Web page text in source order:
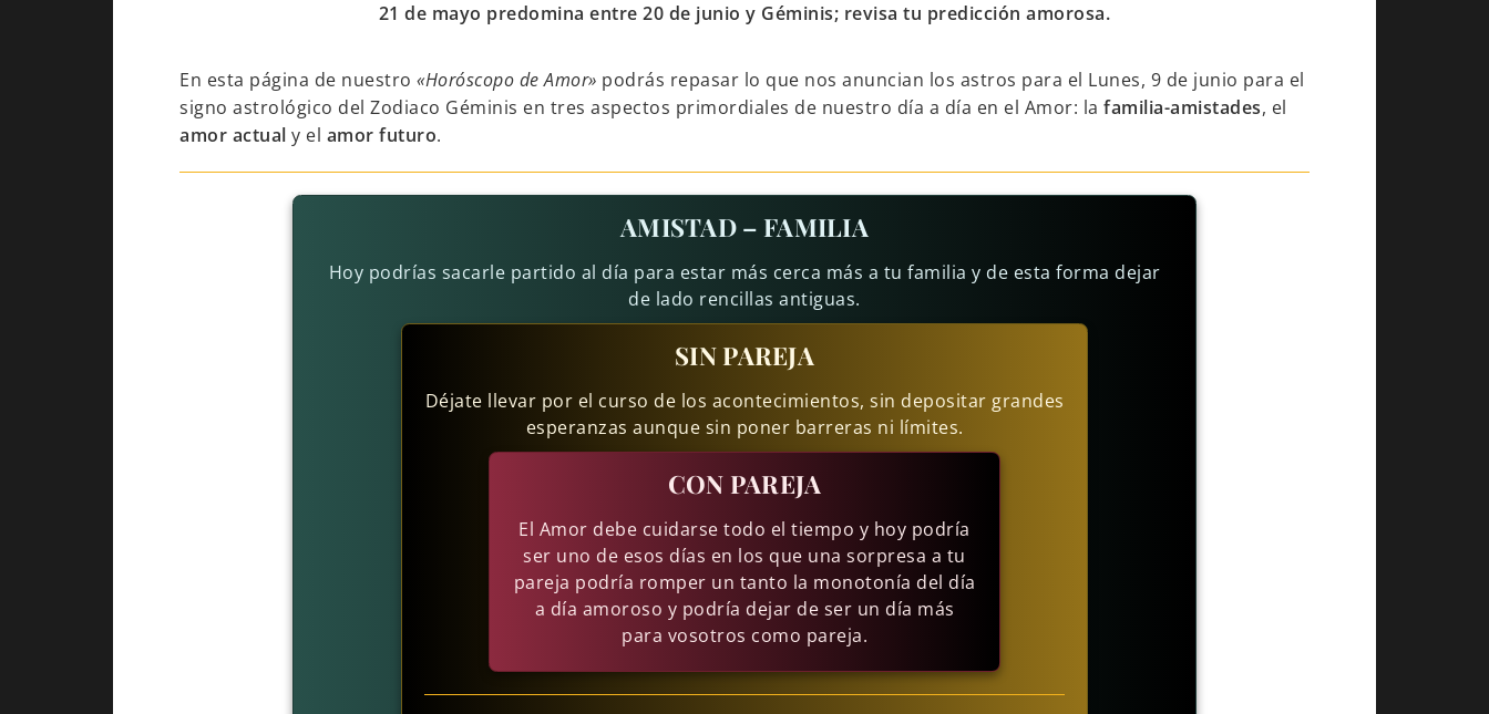
21 de mayo predomina entre 20 de junio y Géminis; revisa tu predicción amorosa.
En esta página de nuestro «Horóscopo de Amor» podrás repasar lo que nos anuncian los astros para el Lunes, 9 de junio para el
signo astrológico del Zodiaco Géminis en tres aspectos primordiales de nuestro día a día en el Amor: la familia-amistades, el
amor actual y el amor futuro.
AMISTAD – FAMILIA
Hoy podrías sacarle partido al día para estar más cerca más a tu familia y de esta forma dejar
de lado rencillas antiguas.
SIN PAREJA
Déjate llevar por el curso de los acontecimientos, sin depositar grandes
esperanzas aunque sin poner barreras ni límites.
CON PAREJA
El Amor debe cuidarse todo el tiempo y hoy podría
ser uno de esos días en los que una sorpresa a tu
pareja podría romper un tanto la monotonía del día
a día amoroso y podría dejar de ser un día más
para vosotros como pareja.